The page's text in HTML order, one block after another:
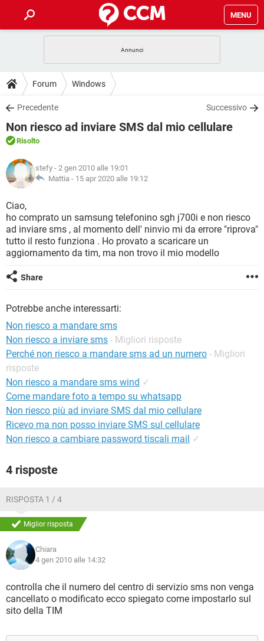
MENU
INTRATTENIMENTO
iOS
INSTAGRAM WHATSAPP
TIKTOK
HARDWARE
GUIDE
COVID-19
iOS
INSTAGRAM
TIKTOK FACEBOOK
DOWNLOAD
COVID-19 GAMING
INTRATTENIMENTO
iOS
INSTAGRAM
TIKTOK
HARDWARE
FORUM
COVID-19
INTRATTENIMENTO ANDROID
INSTAGRAM WHATSAPP
TIKTOK FACEBOOK
HARDWARE
GLOSSARIO
COVID-19
INTRATTENIMENTO
iOS WINDOWS 10
INSTAGRAM WHATSAPP
Forum Windows
Precedente Successivo
Non riesco ad inviare SMS dal mio cellulare
Risolto
stefy - 2 gen 2010 alle 19:01
Mattia - 15 apr 2020 alle 19:12
Ciao,
ho comprato un samsung telefonino sgh j700i e non riesco
ad inviare sms , al momento dell' ninvio mi da errore "riprova"
tutto il resto funziona . Ho provato a scaricare un
aggiornamento da tim, ma non trovo il mio modello
Share
Potrebbe anche interessarti:
Non riesco a mandare sms
Non riesco a inviare sms - Migliori risposte
Perché non riesco a mandare sms ad un numero - Migliori
risposte
Non riesco a mandare sms wind ✓
Come mandare foto a tempo su whatsapp
Non riesco più ad inviare SMS dal mio cellulare
Ricevo ma non posso inviare SMS sul cellulare
Non riesco a cambiare password tiscali mail ✓
4 risposte
RISPOSTA 1 / 4
Miglior risposta
Chiara
4 gen 2010 alle 14:32
controlla che il numero del centro di servizio sms non venga
cancellato o modificato ecco spiegato come impostarlo sul
sito della TIM